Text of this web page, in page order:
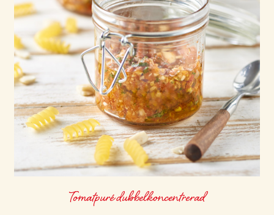
Tomatpuré dubbelkoncentrerad